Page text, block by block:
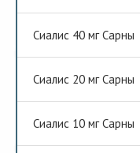
Сиалис 40 мг Сарны
Сиалис 20 мг Сарны
Сиалис 10 мг Сарны